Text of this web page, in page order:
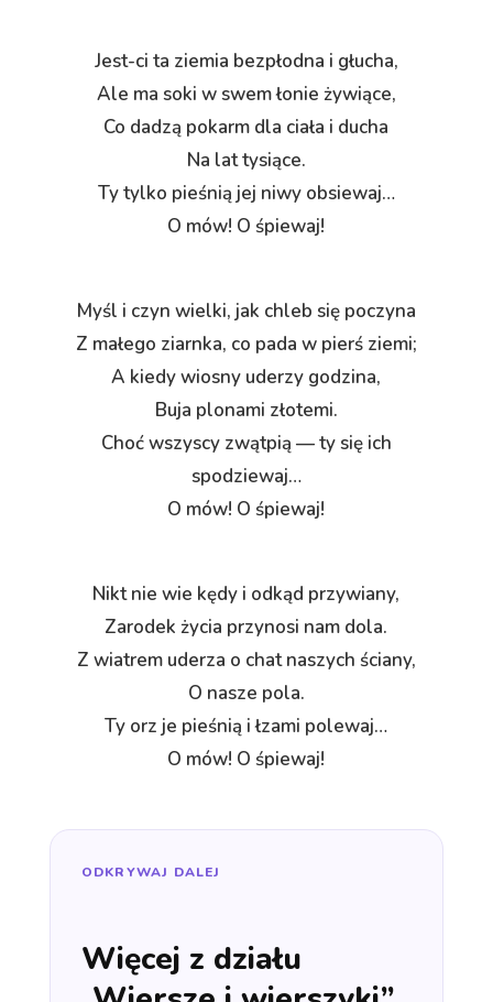
Jest-ci ta ziemia bezpłodna i głucha,
Ale ma soki w swem łonie żywiące,
Co dadzą pokarm dla ciała i ducha
Na lat tysiące.
Ty tylko pieśnią jej niwy obsiewaj…
O mów! O śpiewaj!
Myśl i czyn wielki, jak chleb się poczyna
Z małego ziarnka, co pada w pierś ziemi;
A kiedy wiosny uderzy godzina,
Buja plonami złotemi.
Choć wszyscy zwątpią — ty się ich
spodziewaj…
O mów! O śpiewaj!
Nikt nie wie kędy i odkąd przywiany,
Zarodek życia przynosi nam dola.
Z wiatrem uderza o chat naszych ściany,
O nasze pola.
Ty orz je pieśnią i łzami polewaj…
O mów! O śpiewaj!
ODKRYWAJ DALEJ
Więcej z działu